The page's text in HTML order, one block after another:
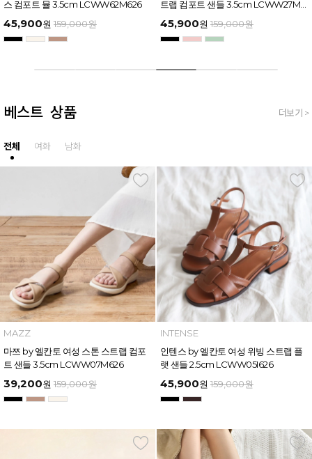
버클 포인트 샌들 6cm LCWW17I626
49,600원 169,000원
랫폼 샌들 5cm LCWW45I626
32,900원 159,000원
베스트 상품
전체 여화 남화
더보기 >
MAZZ
마쯔 by 엘칸토 여성 스톤 스트랩 컴포
트 샌들 3.5cm LCWW07M626
39,200원 159,000원
INTENSE
인텐스 by 엘칸토 여성 위빙 스트랩 플
랫 샌들 2.5cm LCWW05I626
45,900원 159,000원